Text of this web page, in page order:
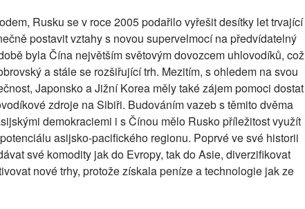
Rusku se v roce 2005 podařilo vyřešit desítky let trvající
postavit vztahy s novou supervelmocí na předvídatelný
byla Čína největším světovým dovozcem uhlovodíků, což
a stále se rozšiřující trh. Mezitím, s ohledem na svou
Japonsko a Jižní Korea měly také zájem pomoci dostat
zdroje na Sibiři. Budováním vazeb s těmito dvěma
demokraciemi i s Čínou mělo Rusko příležitost využít
asijsko-pacifického regionu. Poprvé ve své historii
své komodity jak do Evropy, tak do Asie, diverzifikovat
nové trhy, protože získala peníze a technologie jak ze